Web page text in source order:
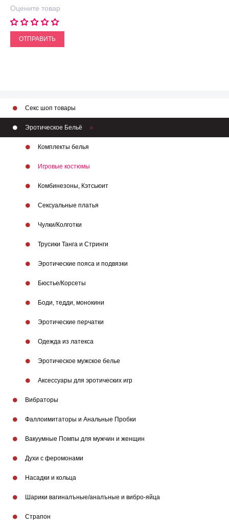
Оцените товар
ОТПРАВИТЬ
Секс шоп товары
Эротическое Бельё
Комплекты белья
Игровые костюмы
Комбинезоны, Кэтсьюит
Сексуальные платья
Чулки/Колготки
Трусики Танга и Стринги
Эротические пояса и подвязки
Бюстье/Корсеты
Боди, тедди, монокини
Эротические перчатки
Одежда из латекса
Эротическое мужское белье
Аксессуары для эротических игр
Вибраторы
Фаллоимитаторы и Анальные Пробки
Вакуумные Помпы для мужчин и женщин
Духи с феромонами
Насадки и кольца
Шарики вагиналъные/аналъные и вибро-яйца
Страпон